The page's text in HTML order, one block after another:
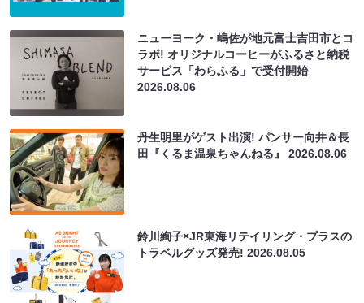
ニューヨーク・嶋佐が地元富士吉田市とコ
ラボ! オリジナルコーヒーがふるさと納税
サービス「わらふる」で受付開始
2026.08.06
丹生明里がゲスト出演! パンサー向井＆長
田『くるま温泉ちゃんねる』2026.08.06
鈴川絢子×JR東海リテイリング・プラスの
トラベルグッズ発売!2026.08.05